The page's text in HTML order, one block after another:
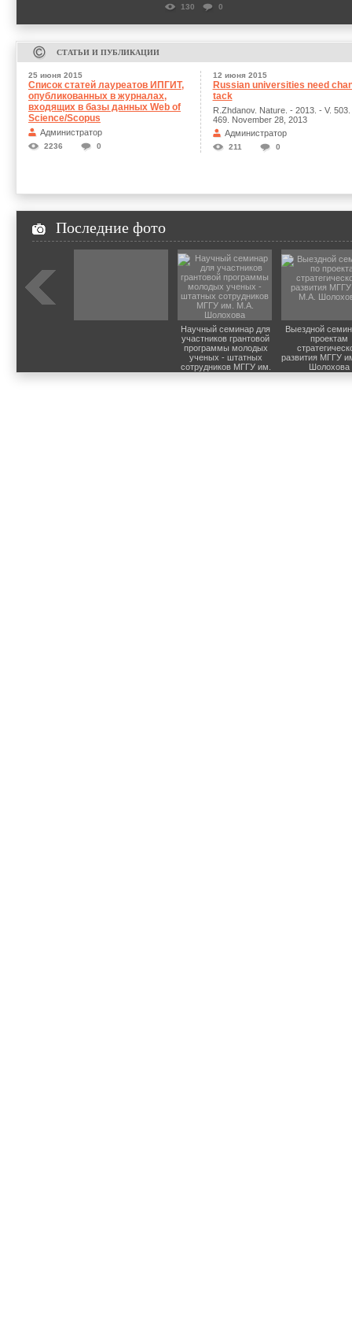
130
0
СТАТЬИ И ПУБЛИКАЦИИ
25 июня 2015
Список статей лауреатов ИПГИТ,
опубликованных в журналах,
входящих в базы данных Web of
Science/Scopus
Администратор
2236 0
12 июня 2015
Russian universities need
tack
R.Zhdanov. Nature. - 2013. - V. 503.
469. November 28, 2013
Администратор
211 0
Последние фото
Научный семинар для
участников грантовой
программы молодых
ученых - штатных
сотрудников МГГУ им.
Выездной
проектам
развития МГГУ
Шолохова